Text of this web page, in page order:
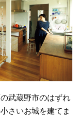
武蔵野市のはずれ
さいお城を建てま